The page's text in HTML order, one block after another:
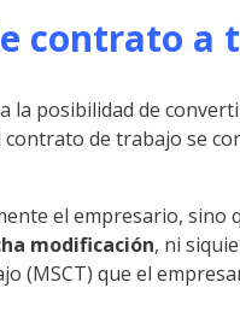
contrato
posibilidad de
de trabajo se
el empresario,
modificación, ni
(MSCT) que el